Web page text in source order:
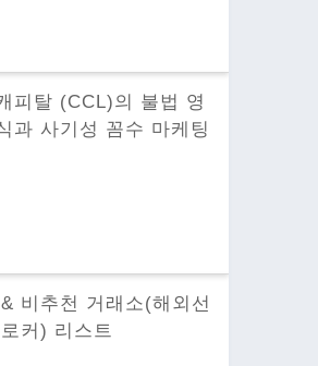
피탈 (CCL)의 불법 영
과 사기성 꼼수 마케팅
비추천 거래소(해외선
커) 리스트